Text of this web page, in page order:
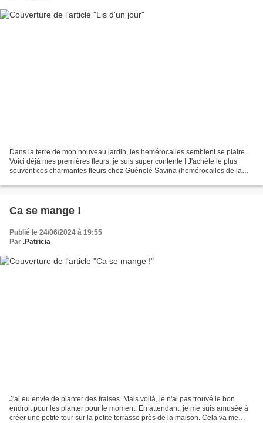
Dans la terre de mon nouveau jardin, les hemérocalles semblent se plaire.
Voici déjà mes premières fleurs. je suis super contente ! J'achète le plus
souvent ces charmantes fleurs chez Guénolé Savina (hemérocalles de la
Ca se mange !
Publié le 24/06/2024 à 19:55
Par .Patricia
J'ai eu envie de planter des fraises. Mais voilà, je n'ai pas trouvé le bon
endroit pour les planter pour le moment. En attendant, je me suis amusée à
créer une petite tour sur la petite terrasse près de la maison. Cela va me